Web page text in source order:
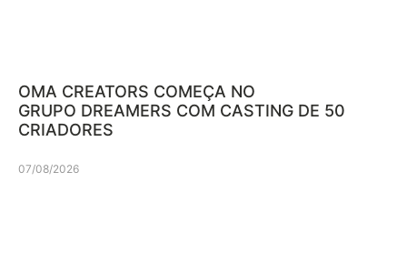
OMA CREATORS COMEÇA NO
GRUPO DREAMERS COM CASTING DE 50
CRIADORES
07/08/2026